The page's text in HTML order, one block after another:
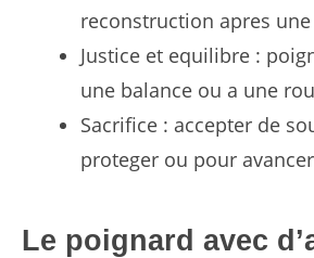
reconstruction apres
Justice et equilibre :
une balance ou a une
Sacrifice : accepter de
proteger ou pour avancer
Le poignard avec